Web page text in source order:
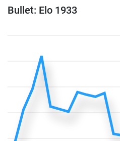
Bullet: Elo 1933